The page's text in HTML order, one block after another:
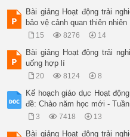
Bài giảng Hoạt động trải
bảo vệ cảnh quan thiên nhiên
15 8276 14
Bài giảng Hoạt động trải
uống hợp lí
20 8124 8
Kế hoạch giáo dục Hoạt
đề: Chào năm học mới -
3 7418 13
Bài giảng Hoạt động trải